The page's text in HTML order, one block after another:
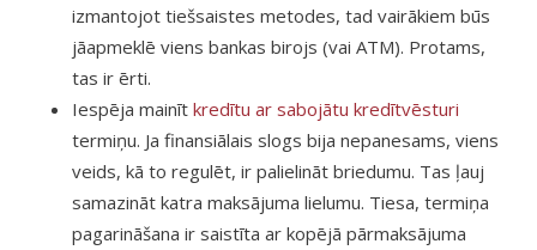
izmantojot tiešsaistes metodes, tad vairākiem būs
jāapmeklē viens bankas birojs (vai ATM). Protams,
tas ir ērti.
Iespēja mainīt kredītu ar sabojātu kredītvēsturi
termiņu. Ja finansiālais slogs bija nepanesams, viens
veids, kā to regulēt, ir palielināt briedumu. Tas ļauj
samazināt katra maksājuma lielumu. Tiesa, termiņa
pagarināšana ir saistīta ar kopējā pārmaksājuma